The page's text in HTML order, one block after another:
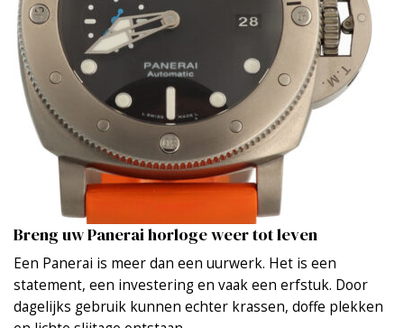
Breng uw Panerai horloge weer tot leven
Een Panerai is meer dan een uurwerk. Het is een
statement, een investering en vaak een erfstuk. Door
dagelijks gebruik kunnen echter krassen, doffe plekken